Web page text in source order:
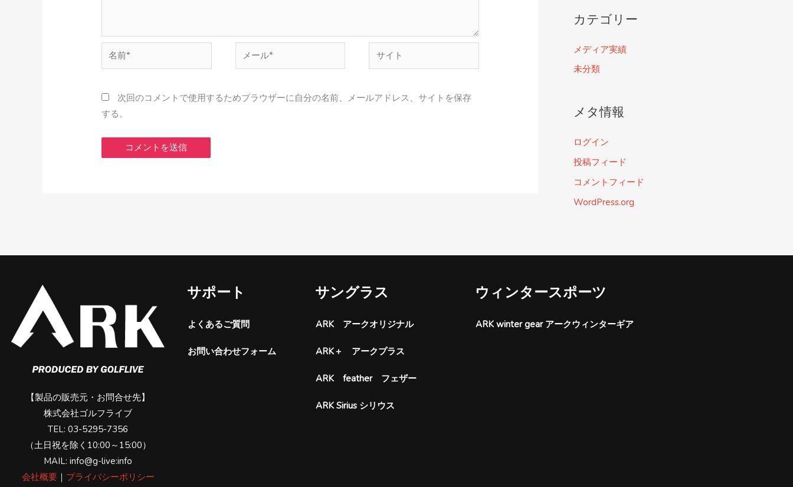
前
ー
*
イ
次回のコメントで使用するためブラウザーに自分の名前、メールアドレス、サイトを保存
する。
カテゴリー
メディア実績
未分類
メタ情報
ログイン
投稿フィード
コメントフィード
WordPress.org
【製品の販売元・お問合せ先】
株式会社ゴルフライブ
TEL: 03-5295-7356
（土日祝を除く10:00～15:00）
MAIL: info@g-live:info
会社概要｜ プライバシーポリシー
サポート
よくあるご質問
お問い合わせフォーム
サングラス
ARK アークオリジナル
ARK＋ アークプラス
ARK feather フェザー
ARK Sirius シリウス
ウィンタースポーツ
ARK winter gear アークウィンターギア